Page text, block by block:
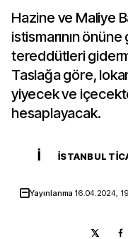
Hazine ve Maliye
istismarının
tereddütleri
Taslağa göre,
yiyecek ve
hesaplayacak.
İ İSTANBUL
Yayınlanma 16.04.2024,